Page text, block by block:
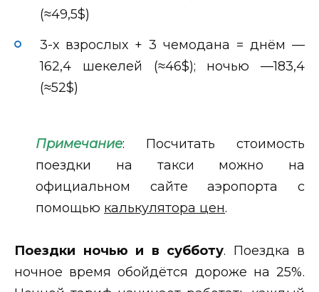
(≈49,5$)
3-х взрослых + 3 чемодана = днём —
162,4 шекелей (≈46$); ночью —183,4
(≈52$)
Примечание: Посчитать стоимость
поездки на такси можно на
официальном сайте аэропорта с
помощью калькулятора цен.
Поездки ночью и в субботу. Поездка в
ночное время обойдётся дороже на 25%.